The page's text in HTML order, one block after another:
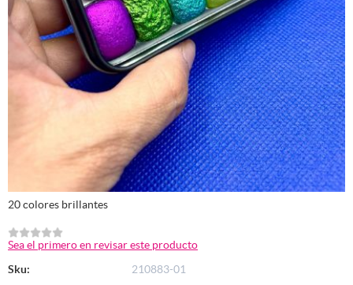
20 colores brillantes
Sea el primero en revisar este producto
Sku:
210883-01